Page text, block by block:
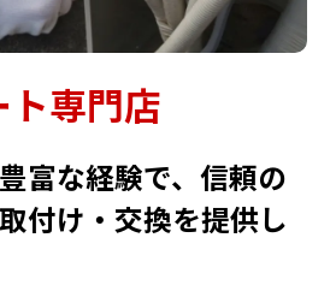
専門店
富な経験で、信頼の
付け・交換を提供し